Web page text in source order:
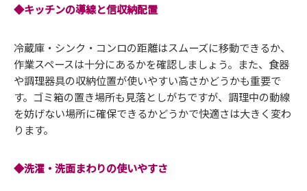
◆キッチンの導線と信収納配置
冷蔵庫・シンク・コンロの距離はスムーズに移動できるか、
作業スペースは十分にあるかを確認しましょう。また、食器
や調理器具の収納位置が使いやすい高さかどうかも重要で
す。ゴミ箱の置き場所も見落としがちですが、調理中の動線
を妨げない場所に確保できるかどうかで快適さは大きく変わ
ります。
◆洗濯・洗面まわりの使いやすさ